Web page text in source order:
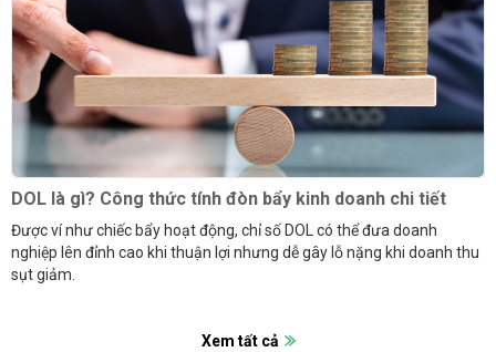
DOL là gì? Công thức tính đòn bẩy kinh doanh chi tiết
Được ví như chiếc bẩy hoạt động, chỉ số DOL có thể đưa doanh
nghiệp lên đỉnh cao khi thuận lợi nhưng dễ gây lỗ nặng khi doanh thu
sụt giảm.
Xem tất cả